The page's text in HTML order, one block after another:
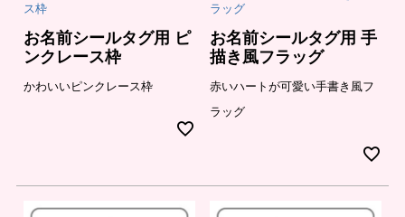
ス枠
お名前シールタグ用 ピ
ンクレース枠
かわいいピンクレース枠
ラッグ
お名前シールタグ用 手
描き風フラッグ
赤いハートが可愛い手書き風フ
ラッグ